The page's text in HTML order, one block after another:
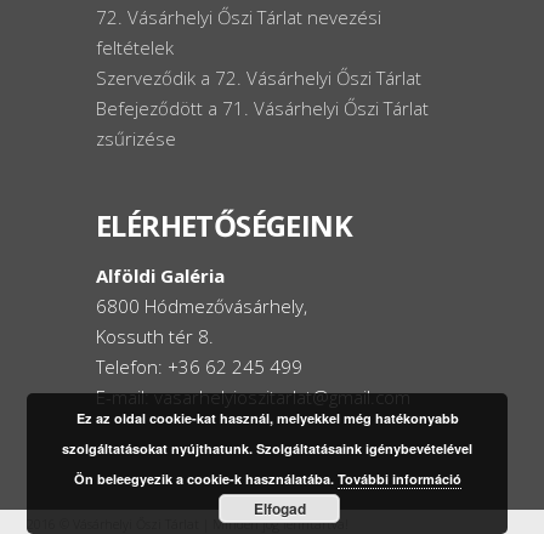
72. Vásárhelyi Őszi Tárlat nevezési
feltételek
Szerveződik a 72. Vásárhelyi Őszi Tárlat
Befejeződött a 71. Vásárhelyi Őszi Tárlat
zsűrizése
ELÉRHETŐSÉGEINK
Alföldi Galéria
6800 Hódmezővásárhely,
Kossuth tér 8.
Telefon: +36 62 245 499
E-mail: vasarhelyioszitarlat@gmail.com
2016 © Vásárhelyi Őszi Tárlat | Minden jog fenntartva!
Ez az oldal cookie-kat használ, melyekkel még hatékonyabb
szolgáltatásokat nyújthatunk. Szolgáltatásaink igénybevételével
Ön beleegyezik a cookie-k használatába. További információ
Elfogad